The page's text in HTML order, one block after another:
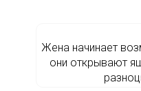
Жена начинает
они открывают